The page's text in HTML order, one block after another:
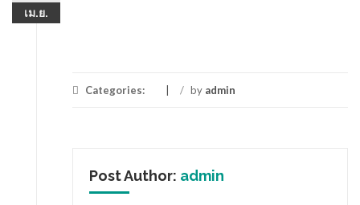
เม.ย.
Categories: / by admin
Post Author: admin